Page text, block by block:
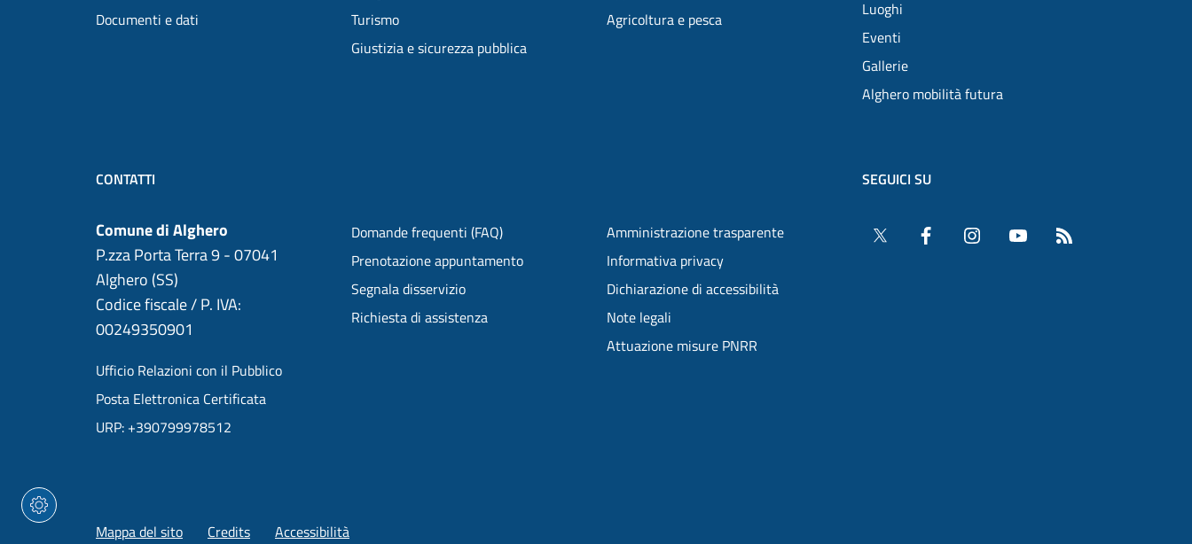
Documenti e dati
Turismo
Giustizia e sicurezza pubblica
Agricoltura e pesca
Luoghi
Eventi
Gallerie
Alghero mobilità futura
CONTATTI
Comune di Alghero
P.zza Porta Terra 9 - 07041
Alghero (SS)
Codice fiscale / P. IVA:
00249350901
Ufficio Relazioni con il Pubblico
Posta Elettronica Certificata
URP: +390799978512
Domande frequenti (FAQ)
Prenotazione appuntamento
Segnala disservizio
Richiesta di assistenza
Amministrazione trasparente
Informativa privacy
Dichiarazione di accessibilità
Note legali
Attuazione misure PNRR
SEGUICI SU
Twitter Facebook InstagramYouTube
Mappa del sito Credits Accessibilità